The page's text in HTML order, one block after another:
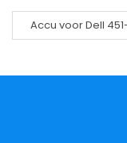
Accu voor Dell